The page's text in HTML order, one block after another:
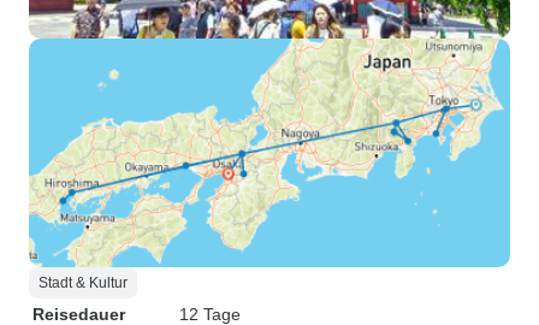
Stadt & Kultur
Reisedauer
12 Tage